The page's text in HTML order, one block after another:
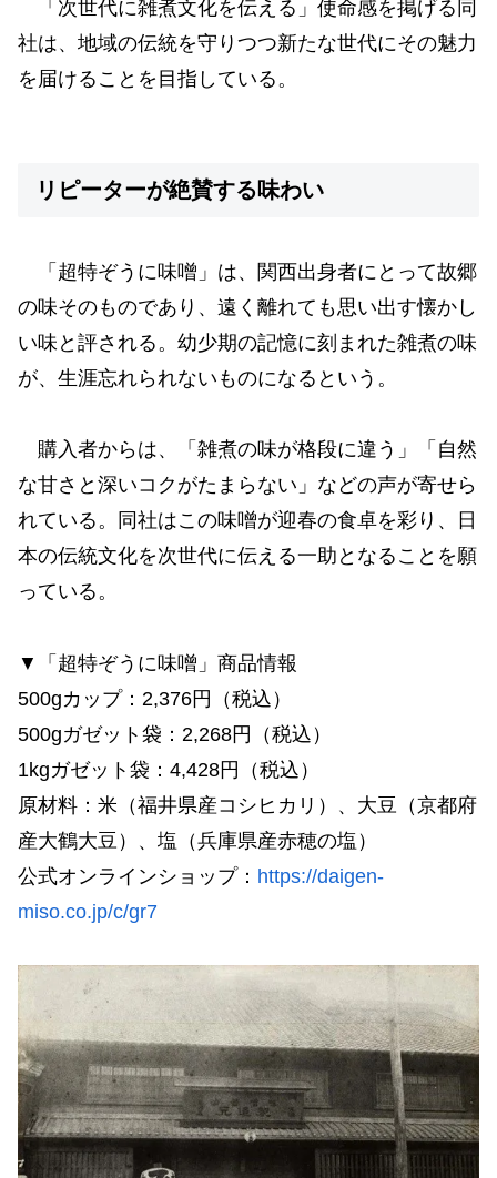
「次世代に雑煮文化を伝える」使命感を掲げる同
社は、地域の伝統を守りつつ新たな世代にその魅力
を届けることを目指している。
リピーターが絶賛する味わい
「超特ぞうに味噌」は、関西出身者にとって故郷
の味そのものであり、遠く離れても思い出す懐かし
い味と評される。幼少期の記憶に刻まれた雑煮の味
が、生涯忘れられないものになるという。
購入者からは、「雑煮の味が格段に違う」「自然
な甘さと深いコクがたまらない」などの声が寄せら
れている。同社はこの味噌が迎春の食卓を彩り、日
本の伝統文化を次世代に伝える一助となることを願
っている。
▼「超特ぞうに味噌」商品情報
500gカップ：2,376円（税込）
500gガゼット袋：2,268円（税込）
1kgガゼット袋：4,428円（税込）
原材料：米（福井県産コシヒカリ）、大豆（京都府
産大鶴大豆）、塩（兵庫県産赤穂の塩）
公式オンラインショップ： https://daigen-
miso.co.jp/c/gr7